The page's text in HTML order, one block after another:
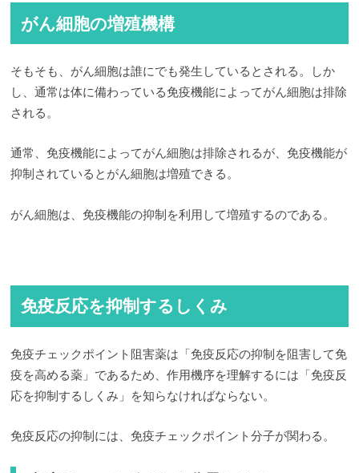
がん細胞の増殖機構
そもそも、がん細胞は誰にでも発生しているとされる。しか
し、通常は体に備わっている免疫機能によってがん細胞は排除
される。
通常、免疫機能によってがん細胞は排除されるが、免疫機能が
抑制されているとがん細胞は増殖できる。
がん細胞は、免疫機能の抑制を利用して増殖するのである。
免疫反応を抑制するしくみ
免疫チェックポイント阻害薬は「免疫反応の抑制を阻害して免
疫を高める薬」であるため、作用機序を理解するには「免疫反
応を抑制するしくみ」を知らなければならない。
免疫反応の抑制には、免疫チェックポイント分子が関わる。